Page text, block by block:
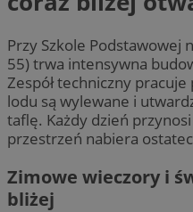
Przy Szkole Podstawowej
55) trwa intensywna
Zespół techniczny
lodu są wylewane i
taflę. Każdy dzień
przestrzeń nabiera
Zimowe wieczory i
bliżej